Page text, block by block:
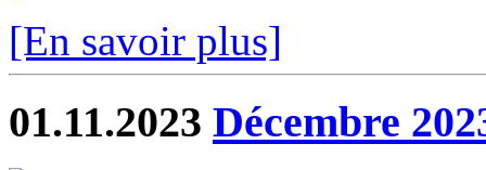
[En savoir plus]
01.11.2023 Décembre